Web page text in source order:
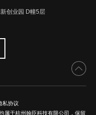
创业园 D幢5层
私协议
属于杭州翰臣科技有限公司，保留